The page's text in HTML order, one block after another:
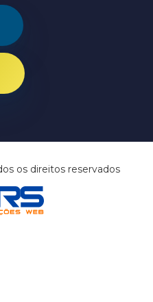
os direitos reservados